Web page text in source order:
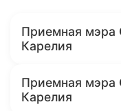
Приемная мэра
Карелия
Приемная мэра
Карелия